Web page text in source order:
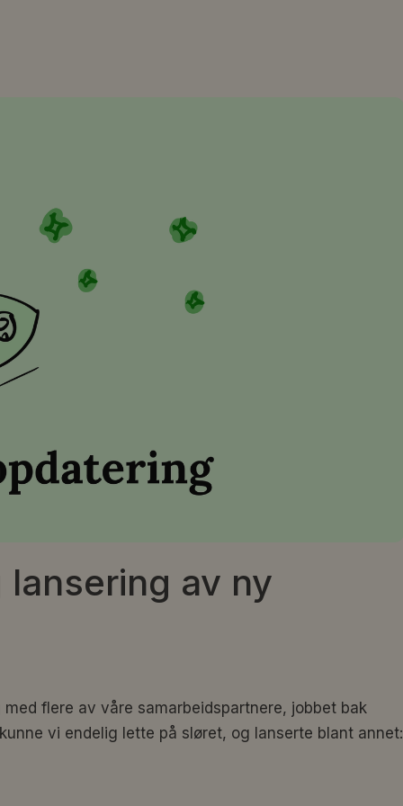
av ny
flere av våre samarbeidspartnere, jobbet bak
vi endelig lette på sløret, og lanserte blant annet: